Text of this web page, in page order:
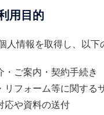
用目的
人情報を取得し、以下
・ご案内・契約手続き
リフォーム等に関する
応や資料の送付